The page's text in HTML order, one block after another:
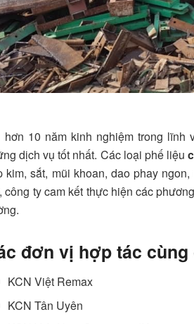
hơn 10 năm kinh nghiệm trong lĩnh
dịch vụ tốt nhất. Các loại phế liệu
kim, sắt, mũi khoan, dao phay
công ty cam kết thực hiện các
đơn vị hợp tác
KCN Việt Remax
KCN Tân Uyên